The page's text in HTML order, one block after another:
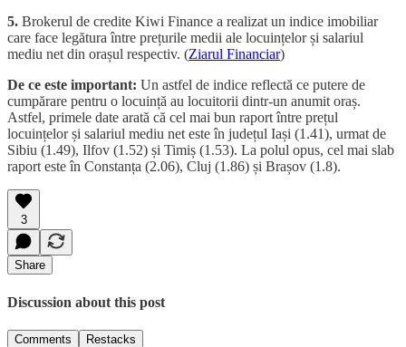
5. Brokerul de credite Kiwi Finance a realizat un indice imobiliar
care face legătura între prețurile medii ale locuințelor și salariul
mediu net din orașul respectiv. (Ziarul Financiar)
De ce este important: Un astfel de indice reflectă ce putere de
cumpărare pentru o locuință au locuitorii dintr-un anumit oraș.
Astfel, primele date arată că cel mai bun raport între prețul
locuințelor și salariul mediu net este în județul Iași (1.41), urmat de
Sibiu (1.49), Ilfov (1.52) și Timiș (1.53). La polul opus, cel mai slab
raport este în Constanța (2.06), Cluj (1.86) și Brașov (1.8).
3
Share
Discussion about this post
Comments Restacks